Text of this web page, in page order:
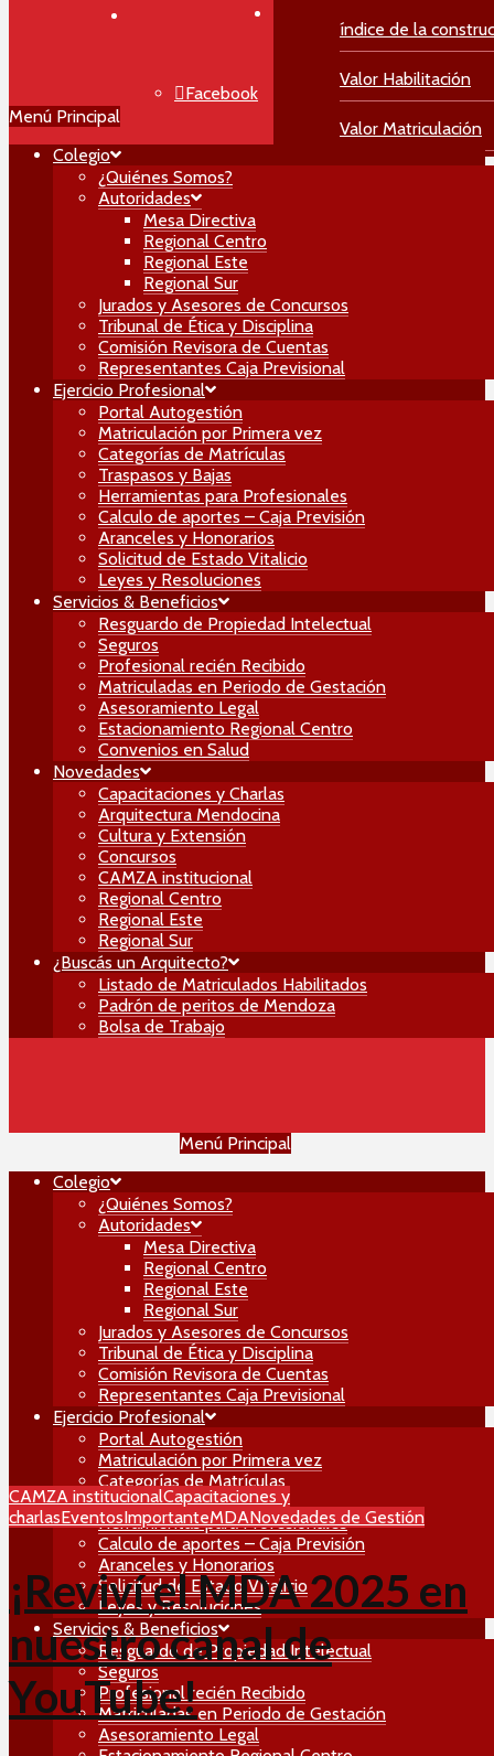
índice de la
Valor Habilitación
Valor Matriculación
Facebook
YouTube
Menú Principal
Colegio
¿Quiénes Somos?
Autoridades
Mesa Directiva
Regional Centro
Regional Este
Regional Sur
Jurados y Asesores de Concursos
Tribunal de Ética y Disciplina
Comisión Revisora de Cuentas
Representantes Caja Previsional
Ejercicio Profesional
Portal Autogestión
Matriculación por Primera vez
Categorías de Matrículas
Traspasos y Bajas
Herramientas para Profesionales
Calculo de aportes – Caja Previsión
Aranceles y Honorarios
Solicitud de Estado Vitalicio
Leyes y Resoluciones
Servicios & Beneficios
Resguardo de Propiedad Intelectual
Seguros
Profesional recién Recibido
Matriculadas en Periodo de Gestación
Asesoramiento Legal
Estacionamiento Regional Centro
Convenios en Salud
Novedades
Capacitaciones y Charlas
Arquitectura Mendocina
Cultura y Extensión
Concursos
CAMZA institucional
Regional Centro
Regional Este
Regional Sur
¿Buscás un Arquitecto?
Listado de Matriculados Habilitados
Padrón de peritos de Mendoza
Bolsa de Trabajo
Menú Principal
Colegio
¿Quiénes Somos?
Autoridades
Mesa Directiva
Regional Centro
Regional Este
Regional Sur
Jurados y Asesores de Concursos
Tribunal de Ética y Disciplina
Comisión Revisora de Cuentas
Representantes Caja Previsional
Ejercicio Profesional
Portal Autogestión
Matriculación por Primera vez
Categorías de Matrículas
Traspasos y Bajas
Herramientas para Profesionales
Calculo de aportes – Caja Previsión
Aranceles y Honorarios
Solicitud de Estado Vitalicio
Leyes y Resoluciones
Servicios & Beneficios
Resguardo de Propiedad Intelectual
Seguros
Profesional recién Recibido
Matriculadas en Periodo de Gestación
Asesoramiento Legal
CAMZA institucionalCapacitaciones y
charlasEventosImportanteMDANovedades de Gestión
¡Reviví el MDA 2025 en
nuestro canal de
YouTube!